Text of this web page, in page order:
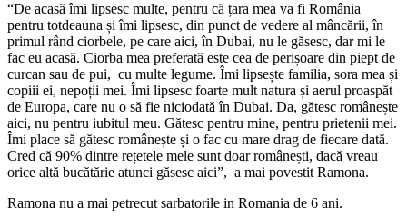
“De acasă îmi lipsesc multe, pentru că țara mea va fi România
pentru totdeauna și îmi lipsesc, din punct de vedere al mâncării, în
primul rând ciorbele, pe care aici, în Dubai, nu le găsesc, dar mi le
fac eu acasă. Ciorba mea preferată este cea de perișoare din piept de
curcan sau de pui, cu multe legume. Îmi lipsește familia, sora mea și
copiii ei, nepoții mei. Îmi lipsesc foarte mult natura și aerul proaspăt
de Europa, care nu o să fie niciodată în Dubai. Da, gătesc românește
aici, nu pentru iubitul meu. Gătesc pentru mine, pentru prietenii mei.
Îmi place să gătesc românește și o fac cu mare drag de fiecare dată.
Cred că 90% dintre rețetele mele sunt doar românești, dacă vreau
orice altă bucătărie atunci găsesc aici”, a mai povestit Ramona.
Ramona nu a mai petrecut sarbatorile in Romania de 6 ani.